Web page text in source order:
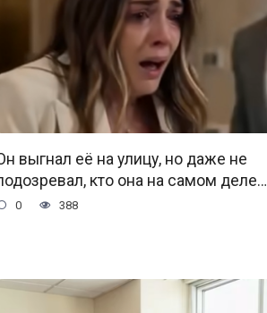
выгнал её на улицу, но даже не
кто она на самом деле…
0 388